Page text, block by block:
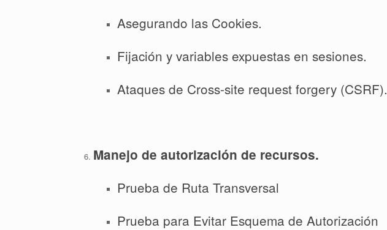
Asegurando las Cookies.
Fijación y variables expuestas en sesiones.
Ataques de Cross-site request forgery (CSRF).
Manejo de autorización de recursos.
Prueba de Ruta Transversal
Prueba para Evitar Esquema de Autorización